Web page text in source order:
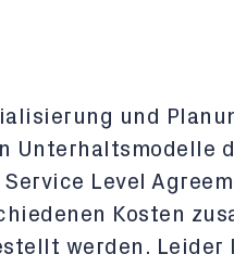
und
Unterhaltsmodelle
Level
Kosten
werden. Leider